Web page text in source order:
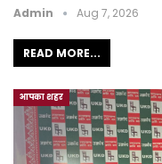
Admin Aug 7, 2026
READ MORE...
आपका शहर